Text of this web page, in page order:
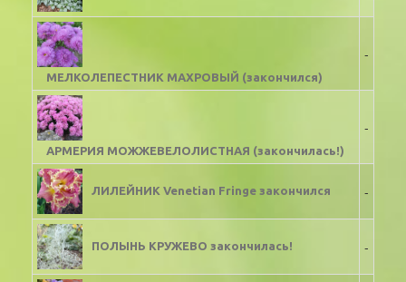
МЕЛКОЛЕПЕСТНИК МАХРОВЫЙ (закончился)
-
АРМЕРИЯ МОЖЖЕВЕЛОЛИСТНАЯ (закончилась!)
-
ЛИЛЕЙНИК Venetian Fringe закончился -
ПОЛЫНЬ КРУЖЕВО закончилась! -